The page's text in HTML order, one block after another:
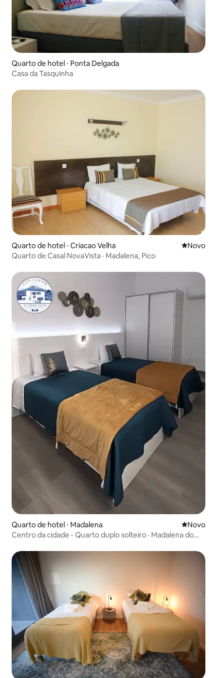
Quarto de hotel ⋅ Ponta Delgada
Casa da Tasquinha
Quarto de hotel ⋅ Criacao Velha Novo
Novo
Quarto de Casal NovaVista · Madalena, Pico
Quarto de hotel ⋅ Madalena Novo
Novo
Centro da cidade - Quarto duplo solteiro · Madalena do